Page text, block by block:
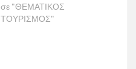
σε "ΘΕΜΑΤΙΚΟΣ
ΤΟΥΡΙΣΜΟΣ"